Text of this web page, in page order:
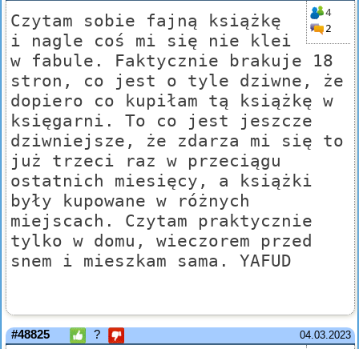
4
2
Czytam sobie fajną książkę
i nagle coś mi się nie klei
w fabule. Faktycznie brakuje 18
stron, co jest o tyle dziwne, że
dopiero co kupiłam tą książkę w
księgarni. To co jest jeszcze
dziwniejsze, że zdarza mi się to
już trzeci raz w przeciągu
ostatnich miesięcy, a książki
były kupowane w różnych
miejscach. Czytam praktycznie
tylko w domu, wieczorem przed
snem i mieszkam sama. YAFUD
04.03.2023
#48825 ?